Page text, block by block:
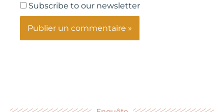
Subscribe to our newsletter